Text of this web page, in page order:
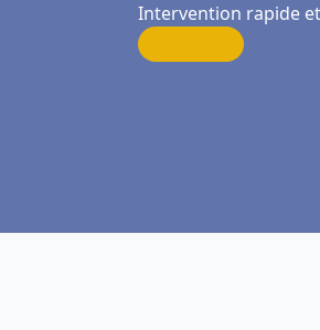
Intervention rapide